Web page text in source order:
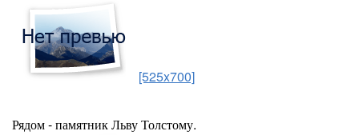
[525x700]
Рядом - памятник Льву Толстому.